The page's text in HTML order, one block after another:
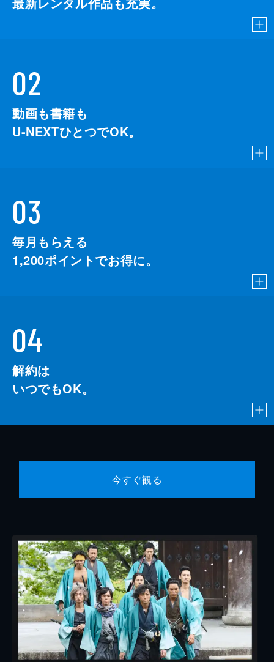
02
動画も書籍も
U-NEXTひとつでOK。
03
毎月もらえる
1,200ポイントでお得に。
04
解約は
いつでもOK。
今すぐ観る